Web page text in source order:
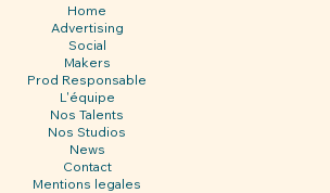
Society ouvre un nouveau
en Rhône-Alpes
Home
Advertising
Social
Makers
Prod Responsable
L'équipe
Nos Talents
Nos Studios
News
Contact
Mentions legales